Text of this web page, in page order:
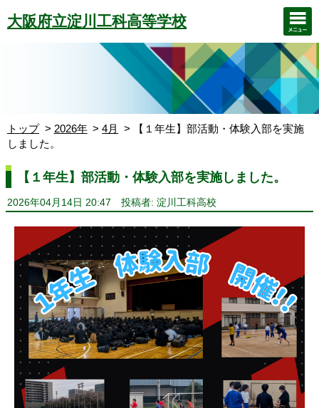
大阪府立淀川工科高等学校
トップ 2026年 4月
【１年生】部活動・体験入部を実施
しました。
【１年生】部活動・体験入部を実施しました。
2026年04月14日 20:47 投稿者: 淀川工科高校